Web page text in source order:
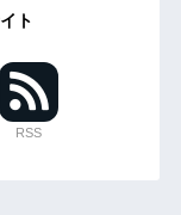
ト
RSS